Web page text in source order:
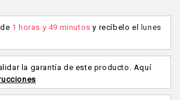
1 horas y 49 minutos y recíbeloel
lunes
la garantía de este producto. Aquí